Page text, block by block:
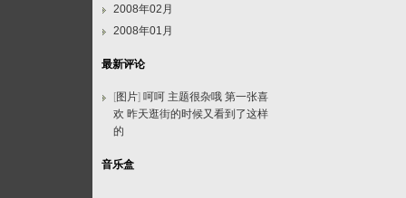
2008年02月
2008年01月
最新评论
[图片] 呵呵 主题很杂哦 第一张喜
欢 昨天逛街的时候又看到了这样
的
音乐盒